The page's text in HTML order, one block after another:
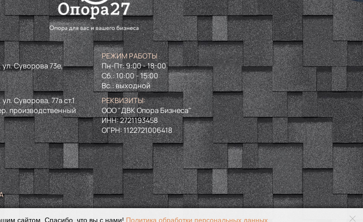
ул. Суворова 73е,
Суворова, 77а ст.1
производственный
РЕЖИМ РАБОТЫ
Пн-Пт: 9:00 - 18-00
Сб.: 10:00 - 15:00
Вс.: выходной
РЕКВИЗИТЫ:
ООО "ДВК Опора Бизнеса"
ИНН:2721193458
ОГРН:1122721006418
сайтом. Спасибо, что вы с нами! Политика обработки персональных данных